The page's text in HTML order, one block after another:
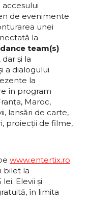
de evenimente
unei
la
team(s)
și la
a dialogului
la
în program
Maroc,
lansări de carte,
proiecții de filme,
www.entertix.ro
bilet la
Elevii și
în limita